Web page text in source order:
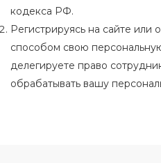
кодекса РФ.
Регистрируясь на сайте или
способом свою
делегируете право
обрабатывать вашу